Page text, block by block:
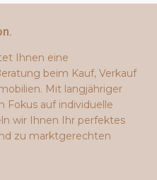
Ihnen eine
beim Kauf, Verkauf
Mit langjähriger
Fokus auf individuelle
wir Ihnen Ihr perfektes
zu marktgerechten